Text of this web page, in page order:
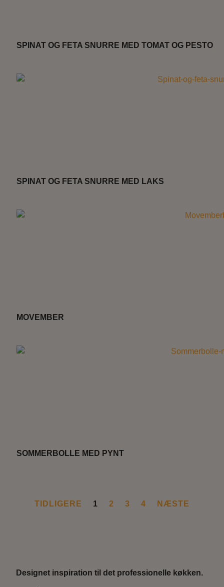
SPINAT OG FETA SNURRE MED TOMAT OG PESTO
SPINAT OG FETA SNURRE MED LAKS
MOVEMBER
SOMMERBOLLE MED PYNT
TIDLIGERE 1 2 3 4 NÆSTE
Designet inspiration til det professionelle køkken.